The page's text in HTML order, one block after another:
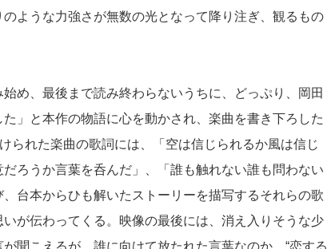
ような力強さが無数の光となって降り注ぎ、観るもの
始め、最後まで読み終わらないうちに、どっぷり、岡田
」と本作の物語に心を動かされ、楽曲を書き下ろした
られた楽曲の歌詞には、「空は信じられるか風は信じ
ろうか言葉を呑んだ」、「誰も触れない誰も問わない
台本からひも解いたストーリーを描写するそれらの歌
が伝わってくる。映像の最後には、消え入りそうな少